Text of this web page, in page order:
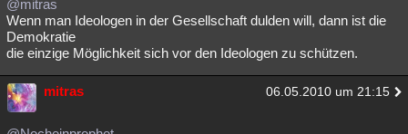
@mitras
Wenn man Ideologen in der Gesellschaft dulden will, dann ist die
Demokratie
die einzige Möglichkeit sich vor den Ideologen zu schützen.
mitras 06.05.2010 um 21:15